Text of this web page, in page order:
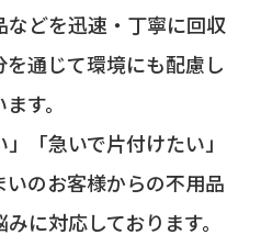
どを迅速・丁寧に回収
通じて環境にも配慮し
す。
「急いで片付けたい」
のお客様からの不用品
に対応しております。